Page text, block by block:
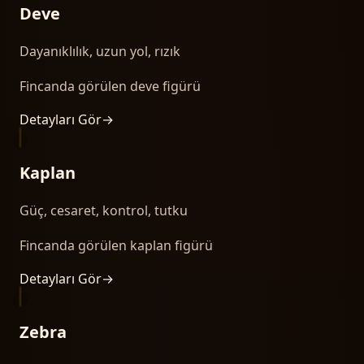
Deve
Dayanıklılık, uzun yol, rızık
Fincanda görülen deve figürü
Detayları Gör→
Kaplan
Güç, cesaret, kontrol, tutku
Fincanda görülen kaplan figürü
Detayları Gör→
Zebra